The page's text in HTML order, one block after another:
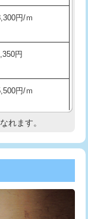
円
円
円
円
円/ｍ
円
円/ｍ
調査
れます。